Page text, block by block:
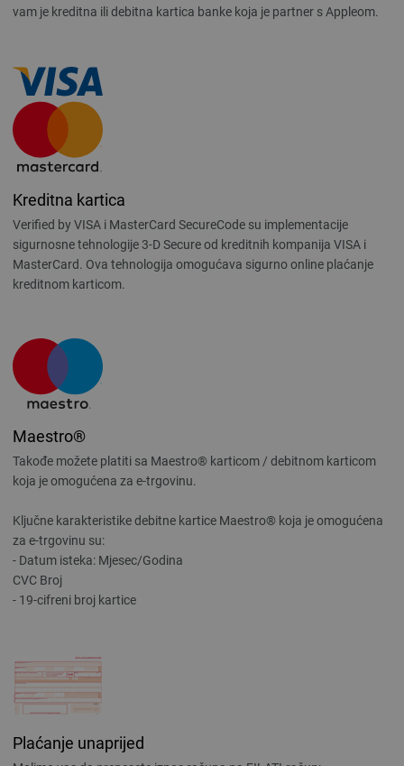
vam je kreditna ili debitna kartica banke koja je partner s Appleom.
Kreditna kartica
Verified by VISA i MasterCard SecureCode su implementacije
sigurnosne tehnologije 3-D Secure od kreditnih kompanija VISA i
MasterCard. Ova tehnologija omogućava sigurno online plaćanje
kreditnom karticom.
Maestro®
Takođe možete platiti sa Maestro® karticom / debitnom karticom
koja je omogućena za e-trgovinu.
Ključne karakteristike debitne kartice Maestro® koja je omogućena
za e-trgovinu su:
- Datum isteka: Mjesec/Godina
CVC Broj
- 19-cifreni broj kartice
Plaćanje unaprijed